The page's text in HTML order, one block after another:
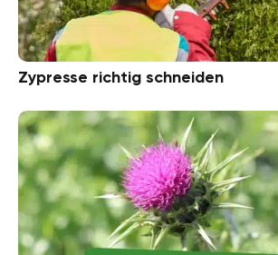
Zypresse richtig schneiden